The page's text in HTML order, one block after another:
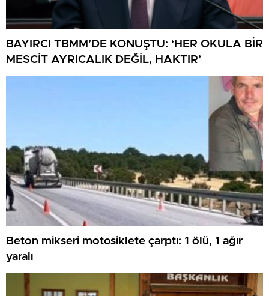
BAYIRCI TBMM’DE KONUŞTU: ‘HER OKULA BİR
MESCİT AYRICALIK DEĞİL, HAKTIR’
Beton mikseri motosiklete çarptı: 1 ölü, 1 ağır
yaralı